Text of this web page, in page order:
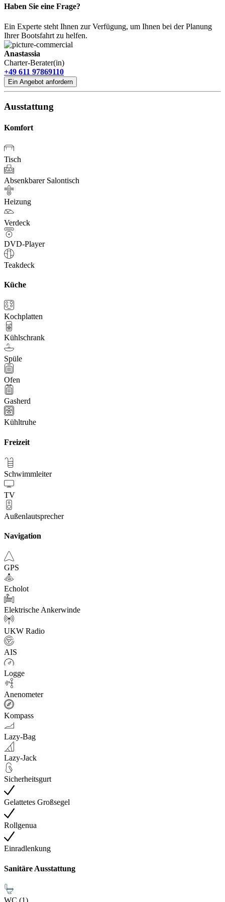
Haben Sie eine Frage?
Ein Experte steht Ihnen zur Verfügung, um Ihnen bei der Planung
Ihrer Bootsfahrt zu helfen.
Anastassia
Charter-Berater(in)
+49 611 97869110
Ein Angebot anfordern
Ausstattung
Komfort
Tisch
Absenkbarer Salontisch
Heizung
Verdeck
DVD-Player
Teakdeck
Küche
Kochplatten
Kühlschrank
Spüle
Ofen
Gasherd
Kühltruhe
Freizeit
Schwimmleiter
TV
Außenlautsprecher
Navigation
GPS
Echolot
Elektrische Ankerwinde
UKW Radio
AIS
Logge
Anenometer
Kompass
Lazy-Bag
Lazy-Jack
Sicherheitsgurt
Gelattetes Großsegel
Rollgenua
Einradlenkung
Sanitäre Ausstattung
WC (1)